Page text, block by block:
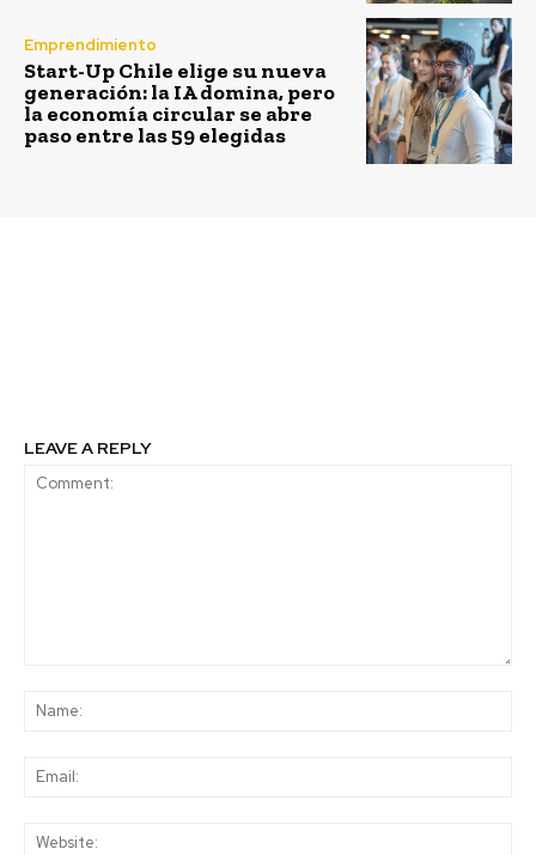
Emprendimiento
Start-Up Chile elige su nueva
generación: la IA domina, pero
la economía circular se abre
paso entre las 59 elegidas
LEAVE A REPLY